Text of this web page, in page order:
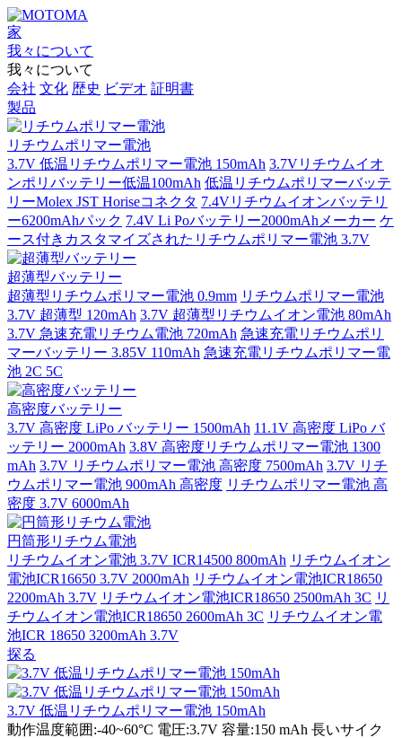
家
我々について
我々について
会社 文化 歴史 ビデオ 証明書
製品
リチウムポリマー電池
3.7V 低温リチウムポリマー電池 150mAh 3.7Vリチウムイオ
ンポリバッテリー低温100mAh 低温リチウムポリマーバッテ
リーMolex JST Horiseコネクタ 7.4Vリチウムイオンバッテリ
ー6200mAhパック 7.4V Li Poバッテリー2000mAhメーカー ケ
ース付きカスタマイズされたリチウムポリマー電池 3.7V
超薄型バッテリー
超薄型リチウムポリマー電池 0.9mm リチウムポリマー電池
3.7V 超薄型 120mAh 3.7V 超薄型リチウムイオン電池 80mAh
3.7V 急速充電リチウム電池 720mAh 急速充電リチウムポリ
マーバッテリー 3.85V 110mAh 急速充電リチウムポリマー電
池 2C 5C
高密度バッテリー
3.7V 高密度 LiPo バッテリー 1500mAh 11.1V 高密度 LiPo バ
ッテリー 2000mAh 3.8V 高密度リチウムポリマー電池 1300
mAh 3.7V リチウムポリマー電池 高密度 7500mAh 3.7V リチ
ウムポリマー電池 900mAh 高密度 リチウムポリマー電池 高
密度 3.7V 6000mAh
円筒形リチウム電池
リチウムイオン電池 3.7V ICR14500 800mAh リチウムイオン
電池ICR16650 3.7V 2000mAh リチウムイオン電池ICR18650
2200mAh 3.7V リチウムイオン電池ICR18650 2500mAh 3C リ
チウムイオン電池ICR18650 2600mAh 3C リチウムイオン電
池ICR 18650 3200mAh 3.7V
探る
3.7V 低温リチウムポリマー電池 150mAh
動作温度範囲:-40~60°C 電圧:3.7V 容量:150 mAh 長いサイク